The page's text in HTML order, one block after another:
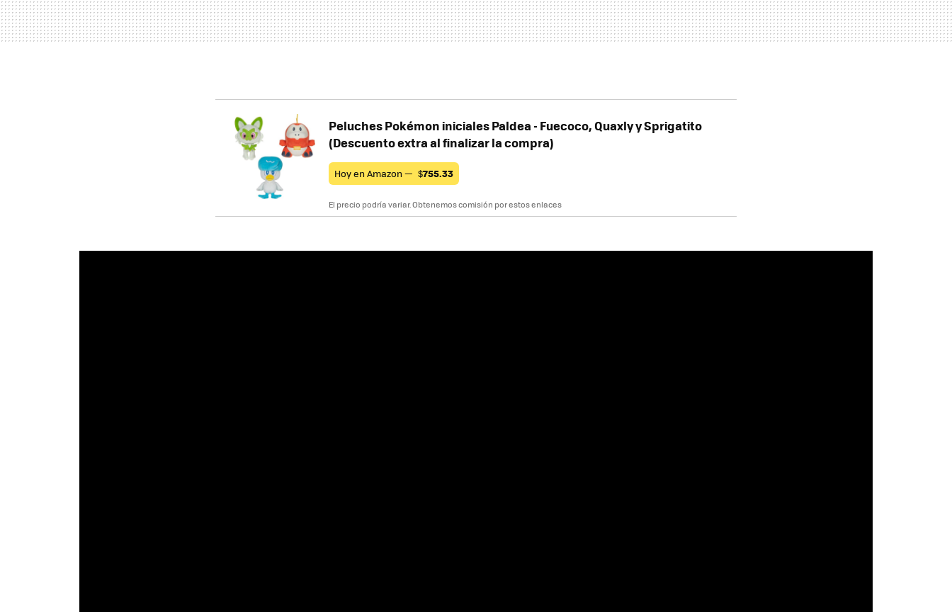
Peluches Pokémon iniciales Paldea - Fuecoco, Quaxly y Sprigatito
(Descuento extra al finalizar la compra)
Hoy en Amazon — $755.33
El precio podría variar. Obtenemos comisión por estos enlaces